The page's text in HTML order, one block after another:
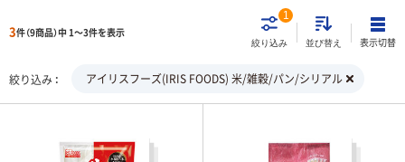
3件（9商品）中 1～3件を表示
絞り込み
1
並び替え 表示切替
絞り込み アイリスフーズ(IRIS FOODS) 米/雑穀/パン/シリアル